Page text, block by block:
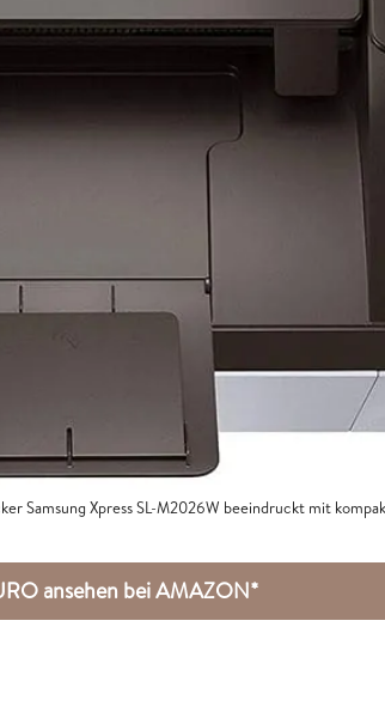
Samsung Xpress SL-M2026W beeindruckt mit
ansehen bei AMAZON*